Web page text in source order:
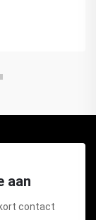
aan
contact